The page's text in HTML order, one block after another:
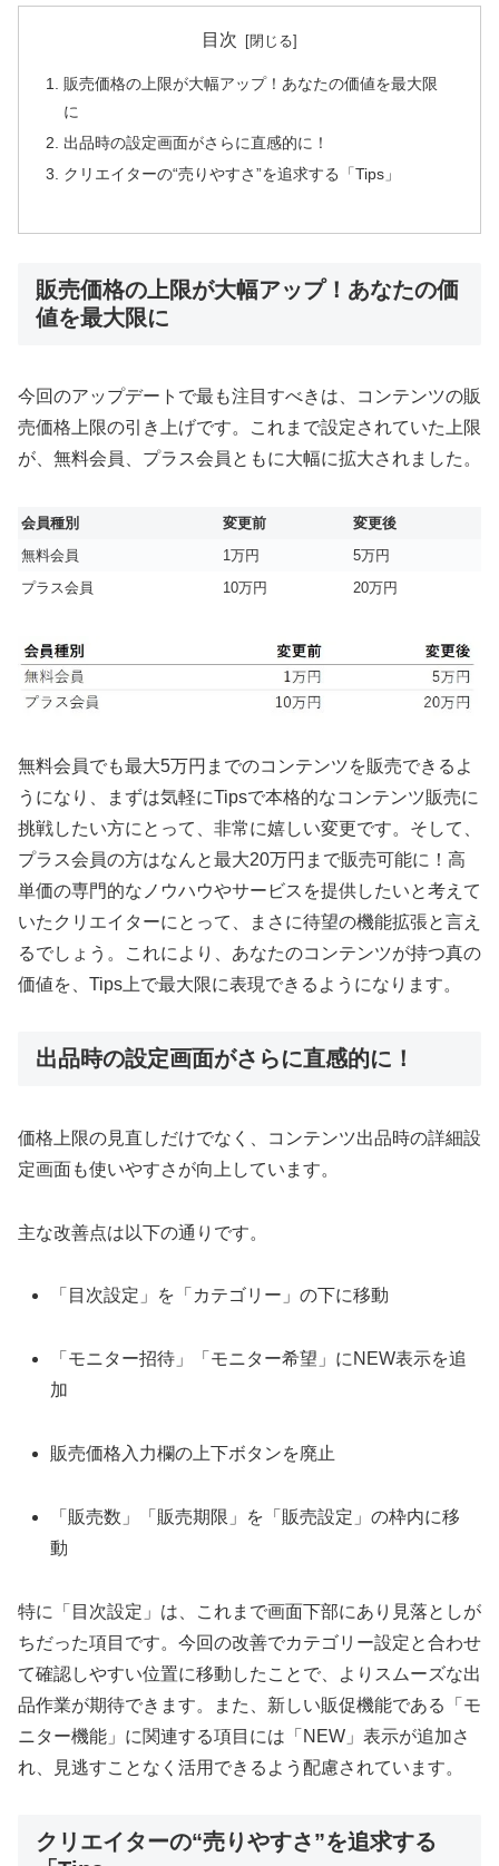
目次
販売価格の上限が大幅アップ！あなたの価値を最大限
に
出品時の設定画面がさらに直感的に！
クリエイターの“売りやすさ”を追求する「Tips」
販売価格の上限が大幅アップ！あなたの価
値を最大限に
今回のアップデートで最も注目すべきは、コンテンツの販
売価格上限の引き上げです。これまで設定されていた上限
が、無料会員、プラス会員ともに大幅に拡大されました。
会員種別 変更前
変更後
無料会員
1万円
5万円
プラス会員
10万円 20万円
無料会員でも最大5万円までのコンテンツを販売できるよ
うになり、まずは気軽にTipsで本格的なコンテンツ販売に
挑戦したい方にとって、非常に嬉しい変更です。そして、
プラス会員の方はなんと最大20万円まで販売可能に！高
単価の専門的なノウハウやサービスを提供したいと考えて
いたクリエイターにとって、まさに待望の機能拡張と言え
るでしょう。これにより、あなたのコンテンツが持つ真の
価値を、Tips上で最大限に表現できるようになります。
出品時の設定画面がさらに直感的に！
価格上限の見直しだけでなく、コンテンツ出品時の詳細設
定画面も使いやすさが向上しています。
主な改善点は以下の通りです。
「目次設定」を「カテゴリー」の下に移動
「モニター招待」「モニター希望」にNEW表示を追
加
販売価格入力欄の上下ボタンを廃止
「販売数」「販売期限」を「販売設定」の枠内に移
動
特に「目次設定」は、これまで画面下部にあり見落としが
ちだった項目です。今回の改善でカテゴリー設定と合わせ
て確認しやすい位置に移動したことで、よりスムーズな出
品作業が期待できます。また、新しい販促機能である「モ
ニター機能」に関連する項目には「NEW」表示が追加さ
れ、見逃すことなく活用できるよう配慮されています。
クリエイターの“売りやすさ”を追求する